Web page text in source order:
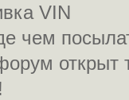
VIN
чем
открыт